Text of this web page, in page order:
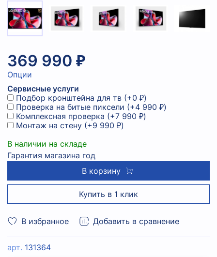
В избранное Добавить в сравнение
арт. 131364
369 990 ₽
Опции
Сервисные услуги
Подбор кронштейна для тв (+0 ₽)
Проверка на битые пиксели (+4 990 ₽)
Комплексная проверка (+7 990 ₽)
Монтаж на стену (+9 990 ₽)
В наличии на складе
Гарантия магазина год
В корзину
Купить в 1 клик